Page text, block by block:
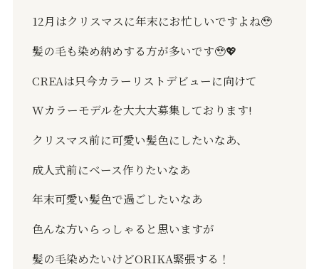
12月はクリスマスに年末にお忙しいですよね🥹
髪の毛も染め納めする方が多いです🥹💖
CREAは只今カラーリストデビューに向けて
Wカラーモデルを大大大募集しております!
クリスマス前に可愛い髪色にしたいなあ、
成人式前にベース作りたいなあ
年末可愛い髪色で過ごしたいなあ
色んな方いらっしゃると思いますが
髪の毛染めたいけどORIKA緊張する！